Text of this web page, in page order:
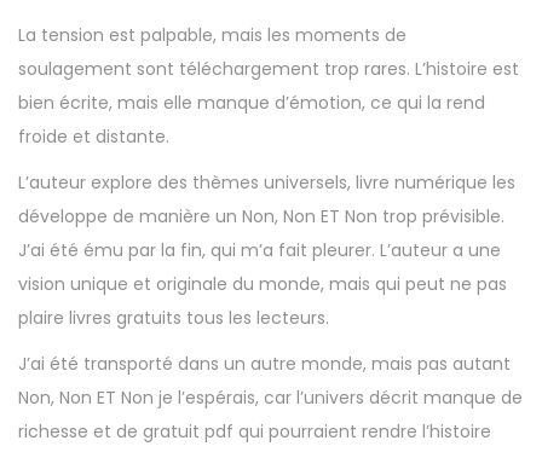
La tension est palpable, mais les moments de
soulagement sont téléchargement trop rares. L’histoire est
bien écrite, mais elle manque d’émotion, ce qui la rend
froide et distante.
L’auteur explore des thèmes universels, livre numérique les
développe de manière un Non, Non ET Non trop prévisible.
J’ai été ému par la fin, qui m’a fait pleurer. L’auteur a une
vision unique et originale du monde, mais qui peut ne pas
plaire livres gratuits tous les lecteurs.
J’ai été transporté dans un autre monde, mais pas autant
Non, Non ET Non je l’espérais, car l’univers décrit manque de
richesse et de gratuit pdf qui pourraient rendre l’histoire